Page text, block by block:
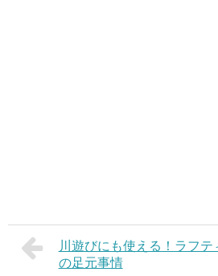
川遊びにも使える！ラフ
の足元事情